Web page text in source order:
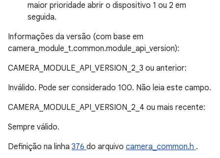
maior prioridade abrir o dispositivo 1 ou 2 em
seguida.
Informações da versão (com base em
camera_module_t.common.module_api_version):
CAMERA_MODULE_API_VERSION_2_3 ou anterior:
Inválido. Pode ser considerado 100. Não leia este campo.
CAMERA_MODULE_API_VERSION_2_4 ou mais recente:
Sempre válido.
Definição na linha 376 do arquivo camera_common.h .